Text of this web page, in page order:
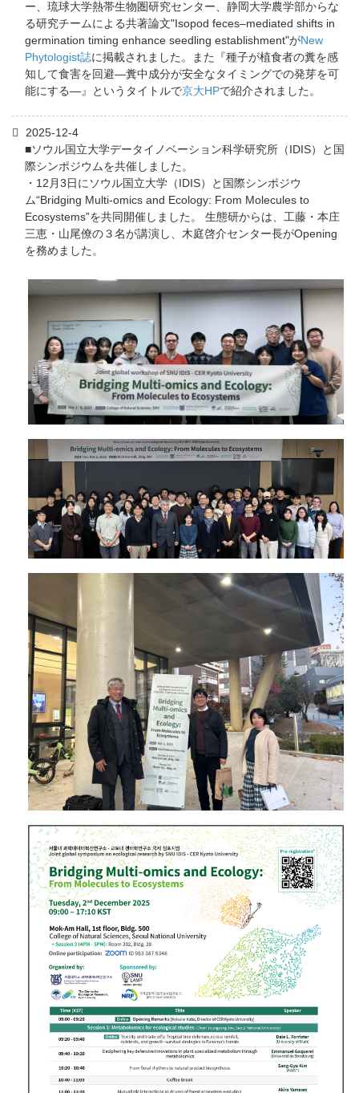
ー、琉球大学熱帯生物圏研究センター、静岡大学農学部からな
る研究チームによる共著論文"Isopod feces–mediated shifts in
germination timing enhance seedling establishment"がNew
Phytologist誌に掲載されました。また『種子が植食者の糞を感
知して食害を回避―糞中成分が安全なタイミングでの発芽を可
能にする―』というタイトルで京大HPで紹介されました。
2025-12-4
■ソウル国立大学データイノベーション科学研究所（IDIS）と国
際シンポジウムを共催しました。
・12月3日にソウル国立大学（IDIS）と国際シンポジウ
ム“Bridging Multi-omics and Ecology: From Molecules to
Ecosystems”を共同開催しました。 生態研からは、工藤・本庄
三恵・山尾僚の３名が講演し、木庭啓介センター長がOpening
を務めました。